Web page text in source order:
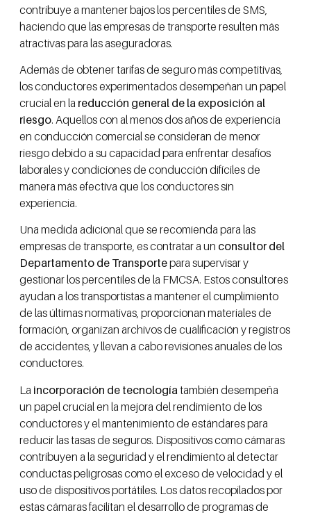
contribuye a mantener bajos los percentiles de SMS,
haciendo que las empresas de transporte resulten más
atractivas para las aseguradoras.
Además de obtener tarifas de seguro más competitivas,
los conductores experimentados desempeñan un papel
crucial en la reducción general de la exposición al
riesgo. Aquellos con al menos dos años de experiencia
en conducción comercial se consideran de menor
riesgo debido a su capacidad para enfrentar desafíos
laborales y condiciones de conducción difíciles de
manera más efectiva que los conductores sin
experiencia.
Una medida adicional que se recomienda para las
empresas de transporte, es contratar a un consultor del
Departamento de Transportepara supervisar y
gestionar los percentiles de la FMCSA. Estos consultores
ayudan a los transportistas a mantener el cumplimiento
de las últimas normativas, proporcionan materiales de
formación, organizan archivos de cualificación y registros
de accidentes, y llevan a cabo revisiones anuales de los
conductores.
La incorporación de tecnología también desempeña
un papel crucial en la mejora del rendimiento de los
conductores y el mantenimiento de estándares para
reducir las tasas de seguros. Dispositivos como cámaras
contribuyen a la seguridad y el rendimiento al detectar
conductas peligrosas como el exceso de velocidad y el
uso de dispositivos portátiles. Los datos recopilados por
estas cámaras facilitan el desarrollo de programas de